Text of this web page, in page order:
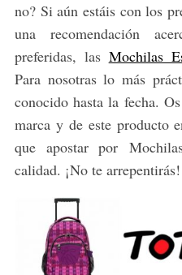
no? Si aún estáis con los
una recomendación
preferidas, las Mochilas
Para nosotras lo más
conocido hasta la fecha.
marca y de este producto
que apostar por
calidad. ¡No te arrepentirás!